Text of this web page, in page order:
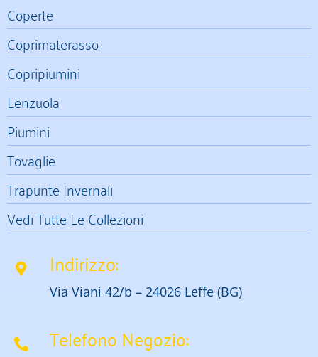
Coperte
Coprimaterasso
Copripiumini
Lenzuola
Piumini
Tovaglie
Trapunte Invernali
Vedi Tutte Le Collezioni
Indirizzo:
Via Viani 42/b – 24026 Leffe (BG)
Telefono Negozio: